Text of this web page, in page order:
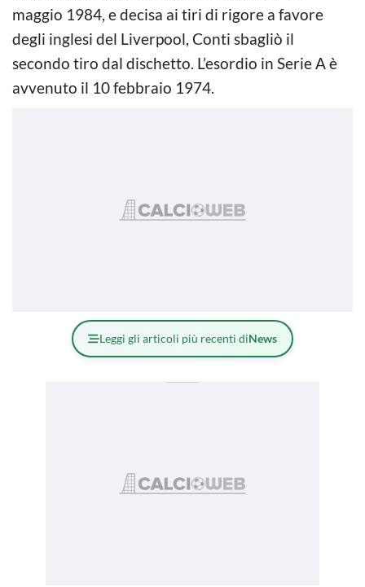
maggio 1984, e decisa ai tiri di rigore a favore
degli inglesi del Liverpool, Conti sbagliò il
secondo tiro dal dischetto. L’esordio in Serie A è
avvenuto il 10 febbraio 1974.
Leggi gli articoli più recenti diNews